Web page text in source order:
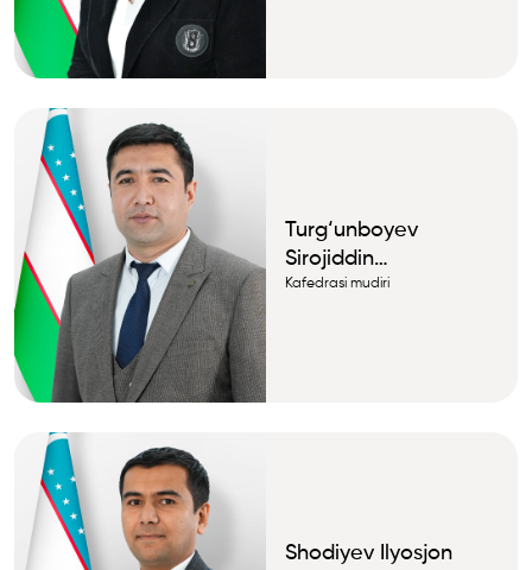
Turg‘unboyev
Sirojiddin
Faxriddinovich
Kafedrasi mudiri
Shodiyev Ilyosjon